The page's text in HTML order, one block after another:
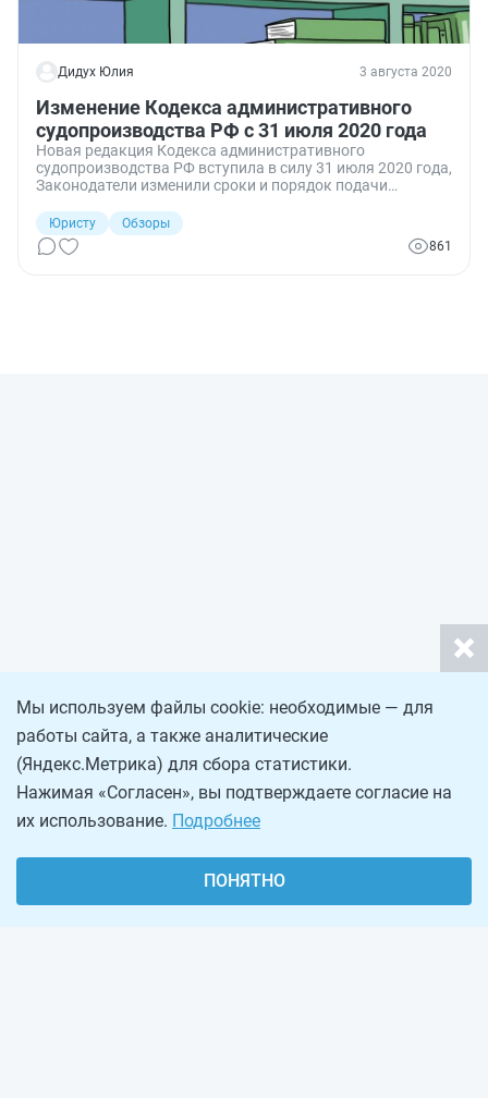
Дидух Юлия 3 августа 2020
Изменение Кодекса административного
судопроизводства РФ с 31 июля 2020 года
Новая редакция Кодекса административного
судопроизводства РФ вступила в силу 31 июля 2020 года,
Законодатели изменили сроки и порядок подачи
избирательных прав и права на участие в референдуме
граждан РФ.
Юристу
Обзоры
861
Мы используем файлы cookie: необходимые — для
работы сайта, а также аналитические
(Яндекс.Метрика) для сбора статистики.
Нажимая «Согласен», вы подтверждаете согласие на
их использование. Подробнее
ПОНЯТНО